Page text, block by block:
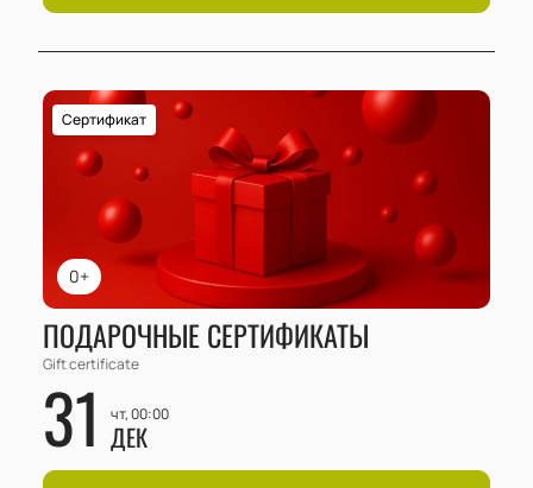
0+
Сертификат
ПОДАРОЧНЫЕ СЕРТИФИКАТЫ
Gift certificate
31 чт, 00:00
ДЕК